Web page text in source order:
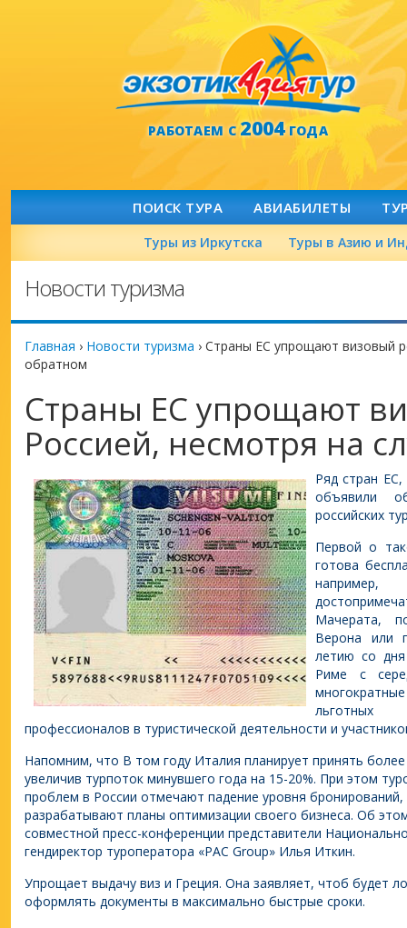
РАБОТАЕМ С2004ГОДА
ПОИСК ТУРА АВИАБИЛЕТЫ
Туры из Иркутска Туры в Азию и
Новости туризма
Главная › Новости туризма › Страны ЕС упрощают визовый
обратном
Страны ЕС упрощают
Россией, несмотря на
Ряд стран
объявили
российских
Первой о
готова
например,
Мачерата,
Верона или
летию со
Риме с
льготных
профессионалов в туристической деятельности и
Напомним, что В том году Италия планирует принять
увеличив турпоток минувшего года на 15-20%. При этом
проблем в России отмечают падение уровня
разрабатывают планы оптимизации своего бизнеса. Об
совместной пресс-конференции представители
гендиректор туроператора «PAC Group» Илья Иткин.
Упрощает выдачу виз и Греция. Она заявляет, чтоб будет
оформлять документы в максимально быстрые сроки.